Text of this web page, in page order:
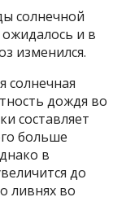
солнечной
и в
изменился.
солнечная
дождя во
составляет
больше
в
до
ливнях во